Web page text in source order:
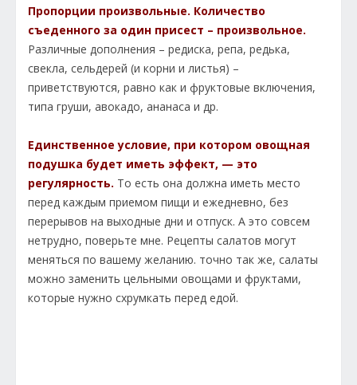
Пропорции произвольные. Количество
съеденного за один присест – произвольное.
Различные дополнения – редиска, репа, редька,
свекла, сельдерей (и корни и листья) –
приветствуются, равно как и фруктовые включения,
типа груши, авокадо, ананаса и др.
Единственное условие, при котором овощная
подушка будет иметь эффект, — это
регулярность. То есть она должна иметь место
перед каждым приемом пищи и ежедневно, без
перерывов на выходные дни и отпуск. А это совсем
нетрудно, поверьте мне. Рецепты салатов могут
меняться по вашему желанию. точно так же, салаты
можно заменить цельными овощами и фруктами,
которые нужно схрумкать перед едой.